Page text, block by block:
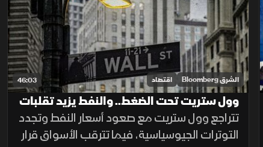
وسط ترقب التطورات.
46:03 الشرق Bloomberg اقتصاد
وول ستريت تحت الضغط.. والنفط يزيد تقلبات
الأسواق
تتراجع وول ستريت مع صعود أسعار النفط وتجدد
التوترات الجيوسياسية، فيما تترقب الأسواق قرار